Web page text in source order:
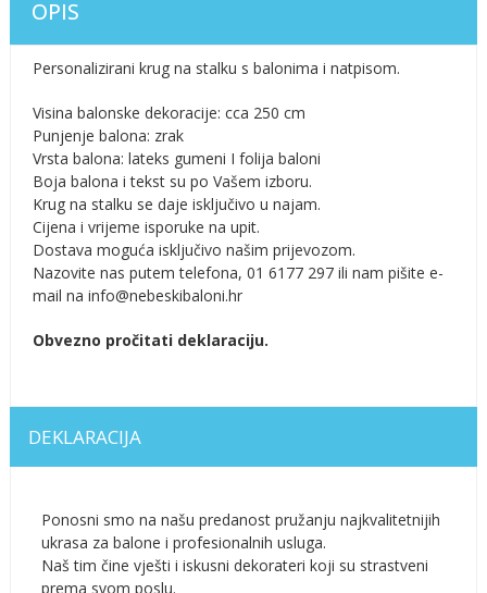
OPIS
Personalizirani krug na stalku s balonima i natpisom.
Visina balonske dekoracije: cca 250 cm
Punjenje balona: zrak
Vrsta balona: lateks gumeni I folija baloni
Boja balona i tekst su po Vašem izboru.
Krug na stalku se daje isključivo u najam.
Cijena i vrijeme isporuke na upit.
Dostava moguća isključivo našim prijevozom.
Nazovite nas putem telefona, 01 6177 297 ili nam pišite e-
mail na info@nebeskibaloni.hr
Obvezno pročitati deklaraciju.
DEKLARACIJA
Ponosni smo na našu predanost pružanju najkvalitetnijih
ukrasa za balone i profesionalnih usluga.
Naš tim čine vješti i iskusni dekorateri koji su strastveni
prema svom poslu.